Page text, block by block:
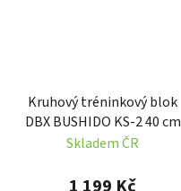
Kruhový tréninkový blok
DBX BUSHIDO KS-2 40 cm
Skladem ČR